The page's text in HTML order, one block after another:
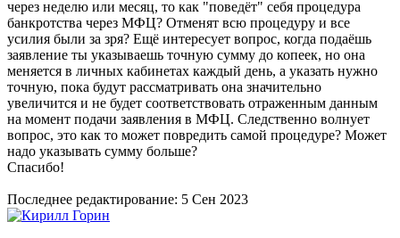
через неделю или месяц, то как "поведёт" себя процедура
банкротства через МФЦ? Отменят всю процедуру и все
усилия были за зря? Ещё интересует вопрос, когда подаёшь
заявление ты указываешь точную сумму до копеек, но она
меняется в личных кабинетах каждый день, а указать нужно
точную, пока будут рассматривать она значительно
увеличится и не будет соответствовать отраженным данным
на момент подачи заявления в МФЦ. Следственно волнует
вопрос, это как то может повредить самой процедуре? Может
надо указывать сумму больше?
Спасибо!
Последнее редактирование: 5 Сен 2023